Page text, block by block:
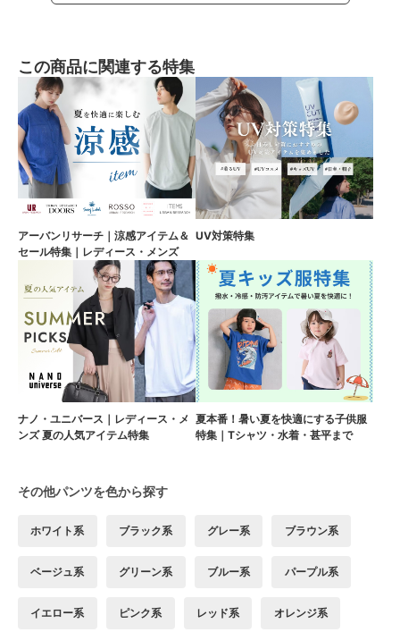
この商品に関連する特集
アーバンリサーチ｜涼感アイテム＆
セール特集｜レディース・メンズ
UV対策特集
ナノ・ユニバース｜レディース・メ
ンズ 夏の人気アイテム特集
夏本番！暑い夏を快適にする子供服
特集｜Tシャツ・水着・甚平まで
その他パンツを色から探す
ホワイト系 ブラック系 グレー系 ブラウン系
ベージュ系 グリーン系 ブルー系 パープル系
イエロー系 ピンク系 レッド系 オレンジ系